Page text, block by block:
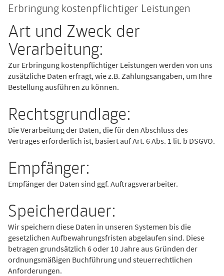
Erbringung kostenpflichtiger Leistungen
Art und Zweck der
Verarbeitung:
Zur Erbringung kostenpflichtiger Leistungen werden von uns
zusätzliche Daten erfragt, wie z.B. Zahlungsangaben, um Ihre
Bestellung ausführen zu können.
Rechtsgrundlage:
Die Verarbeitung der Daten, die für den Abschluss des
Vertrages erforderlich ist, basiert auf Art. 6 Abs. 1 lit. b DSGVO.
Empfänger:
Empfänger der Daten sind ggf. Auftragsverarbeiter.
Speicherdauer:
Wir speichern diese Daten in unseren Systemen bis die
gesetzlichen Aufbewahrungsfristen abgelaufen sind. Diese
betragen grundsätzlich 6 oder 10 Jahre aus Gründen der
ordnungsmäßigen Buchführung und steuerrechtlichen
Anforderungen.